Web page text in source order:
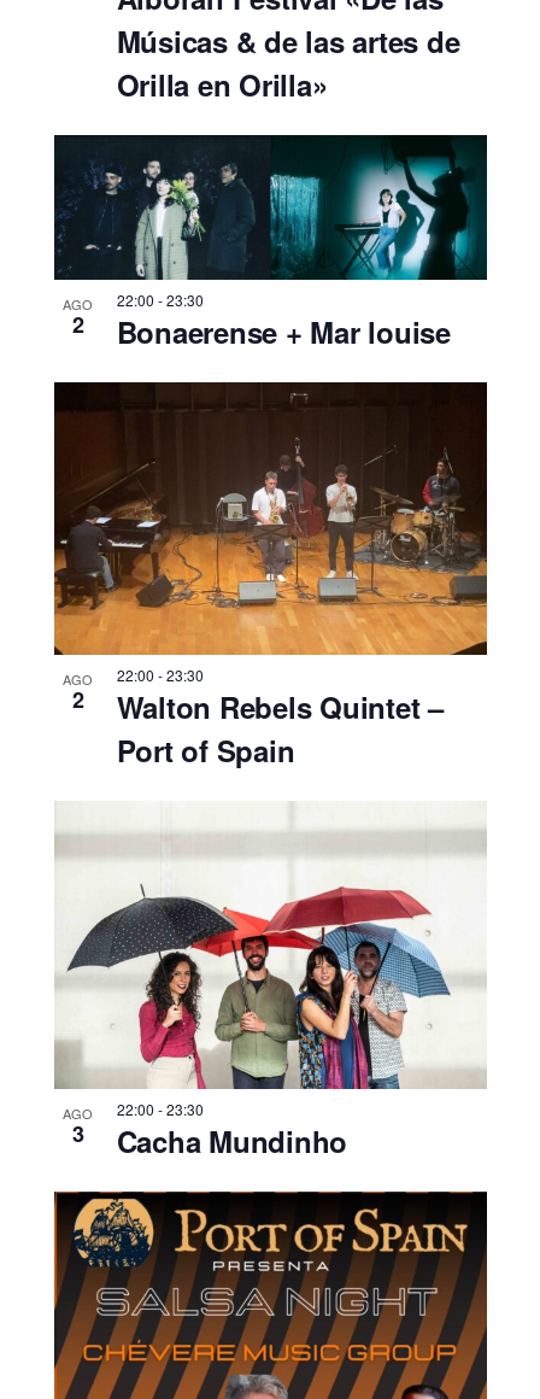
s
t
s
d
e
E
v
e
n
s
Músicas & de las artes de
Orilla en Orilla»
AGO
2
22:00 -23:30
Bonaerense + Mar louise
AGO
2
22:00 -23:30
Walton Rebels Quintet –
Port of Spain
AGO
3
22:00 -23:30
Cacha Mundinho